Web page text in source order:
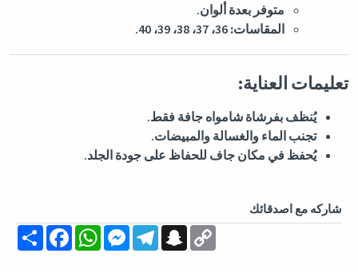
متوفر بعدة ألوان.
المقاسات:
تعليمات العناية:
يُنظف بفرشاة شامواه جافة فقط.
تجنب الماء والغسالة والمبيضات.
يُحفظ في مكان جاف للحفاظ على جودة الجلد.
شاركه مع اصدقائك
Share
FacebookWhatsApp
MessengerTelegramSnapchat Copy
Link